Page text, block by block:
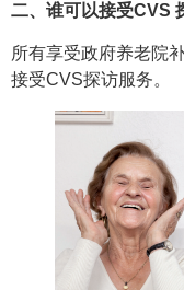
二、谁可以接受CVS
所有享受政府养老院
接受CVS探访服务。